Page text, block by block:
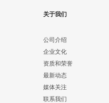
关于我们
公司介绍
企业文化
资质和荣誉
最新动态
媒体关注
联系我们